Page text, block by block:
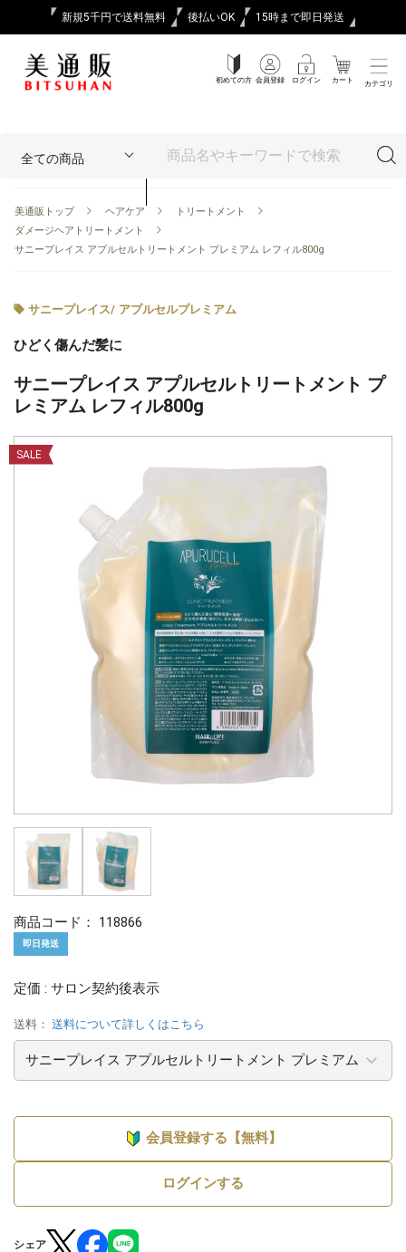
新規5千円で送料無料 後払いOK 15時まで即日発送
初めての方 会員登録 ログイン カート カテゴリ
美通販トップ ヘアケア
トリートメント
ダメージヘアトリートメント
サニープレイス アプルセルトリートメント プレミアム レフィル800g
サニープレイス/ アプルセルプレミアム
ひどく傷んだ髪に
サニープレイス アプルセルトリートメント プ
レミアム レフィル800g
SALE
商品コード： 118866
即日発送
定価 : サロン契約後表示
送料： 送料について詳しくはこちら
会員登録する【無料】
ログインする
シェア